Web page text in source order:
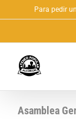
al
Para pedir
Asamblea